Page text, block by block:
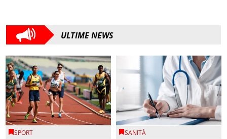
ULTIME NEWS
SPORT SANITÀ